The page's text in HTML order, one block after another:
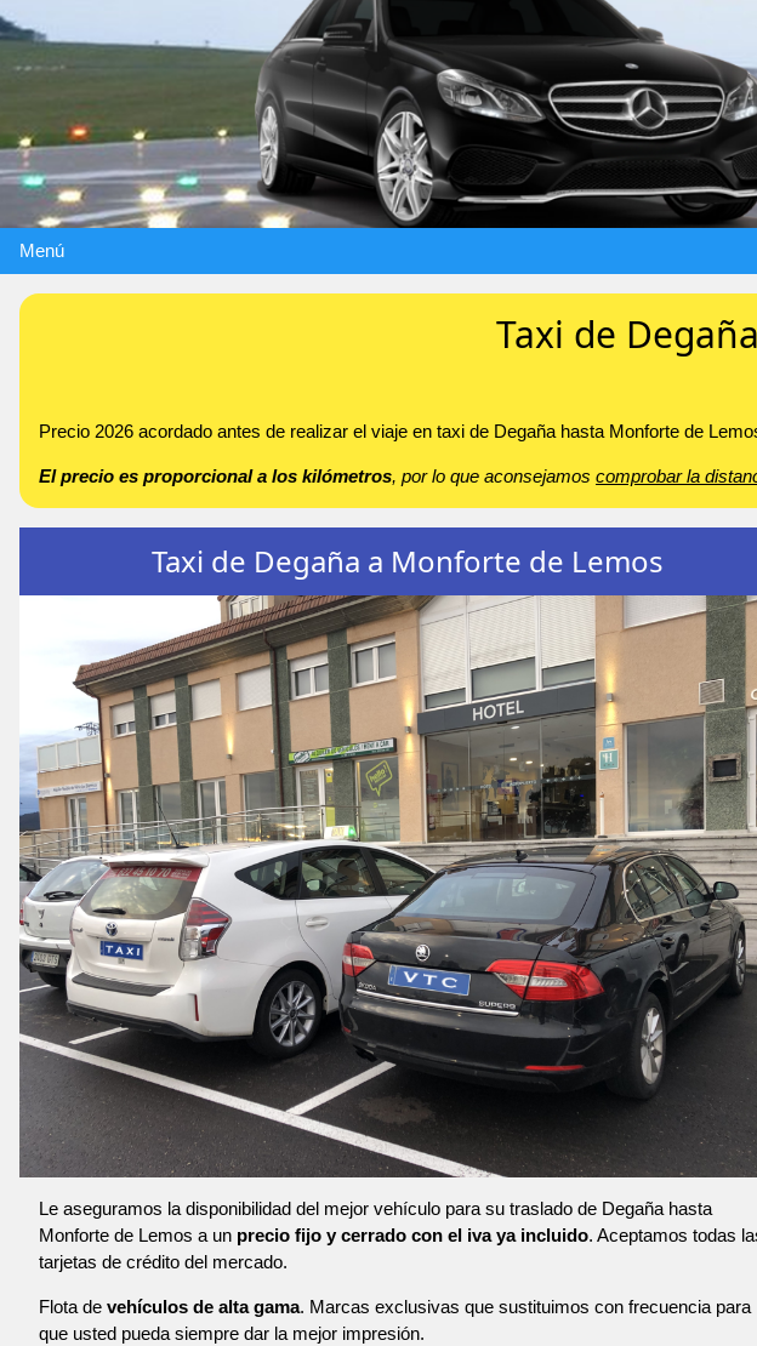
Menú
Taxi de
Precio 2026 acordado antes de realizar el viaje en taxi de Degaña hasta Monforte de
El precio es proporcional a los kilómetros, por lo que aconsejamos comprobar la
Taxi de Degaña a Monforte de Lemos
Le aseguramos la disponibilidad del mejor vehículo para su traslado de Degaña hasta
Monforte de Lemos a un precio fijo y cerrado con el iva ya incluido. Aceptamos todas
tarjetas de crédito del mercado.
Flota de vehículos de alta gama. Marcas exclusivas que sustituimos con frecuencia para
que usted pueda siempre dar la mejor impresión.